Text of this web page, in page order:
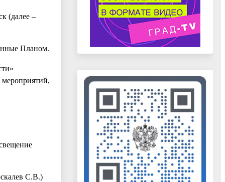
(далее –
Планом.
мероприятий,
С.В.)